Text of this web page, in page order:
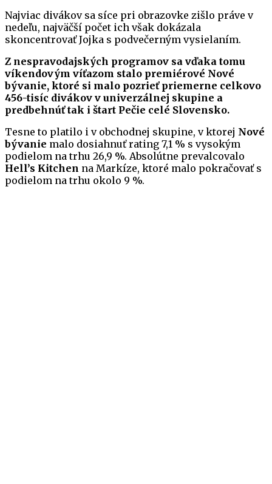
Najviac divákov sa síce pri obrazovke zišlo práve v
nedeľu, najväčší počet ich však dokázala
skoncentrovať Jojka s podvečerným vysielaním.
Z nespravodajských programov sa vďaka tomu
víkendovým víťazom stalo premiérové Nové
bývanie, ktoré si malo pozrieť priemerne celkovo
456-tisíc divákov v univerzálnej skupine a
predbehnúť tak i štart Pečie celé Slovensko.
Tesne to platilo i v obchodnej skupine, v ktorej Nové
bývanie malo dosiahnuť rating 7,1 % s vysokým
podielom na trhu 26,9 %. Absolútne prevalcovalo
Hell’s Kitchen na Markíze, ktoré malo pokračovať s
podielom na trhu okolo 9 %.